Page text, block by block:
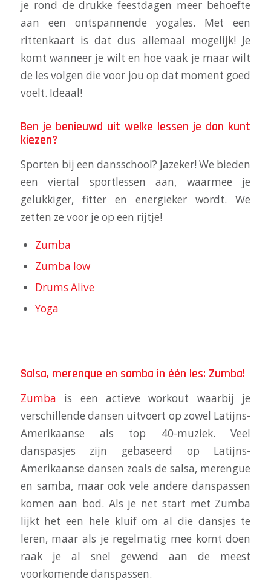
je rond de drukke feestdagen meer behoefte
aan een ontspannende yogales. Met een
rittenkaart is dat dus allemaal mogelijk! Je
komt wanneer je wilt en hoe vaak je maar wilt
de les volgen die voor jou op dat moment goed
voelt. Ideaal!
Ben je benieuwd uit welke lessen je dan kunt
kiezen?
Sporten bij een dansschool? Jazeker! We bieden
een viertal sportlessen aan, waarmee je
gelukkiger, fitter en energieker wordt. We
zetten ze voor je op een rijtje!
Zumba
Zumba low
Drums Alive
Yoga
Salsa, merenque en samba in één les: Zumba!
Zumba is een actieve workout waarbij je
verschillende dansen uitvoert op zowel Latijns-
Amerikaanse als top 40-muziek. Veel
danspasjes zijn gebaseerd op Latijns-
Amerikaanse dansen zoals de salsa, merengue
en samba, maar ook vele andere danspassen
komen aan bod. Als je net start met Zumba
lijkt het een hele kluif om al die dansjes te
leren, maar als je regelmatig mee komt doen
raak je al snel gewend aan de meest
voorkomende danspassen.